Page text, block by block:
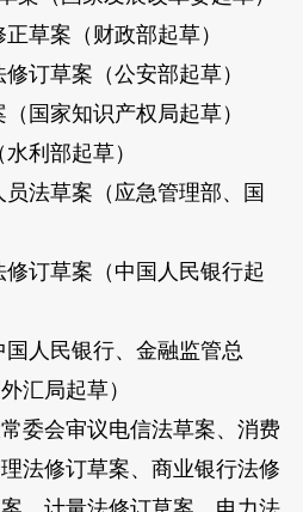
案（财政部起草）
草案（公安部起草）
家知识产权局起草）
利部起草）
法草案（应急管理部、国
订草案（中国人民银行起
人民银行、金融监管总
汇局起草）
会审议电信法草案、消费
法修订草案、商业银行法修